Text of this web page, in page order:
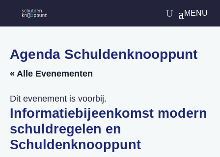
Agenda Schuldenknooppunt
« Alle Evenementen
Dit evenement is voorbij.
Informatiebijeenkomst modern
schuldregelen en
Schuldenknooppunt